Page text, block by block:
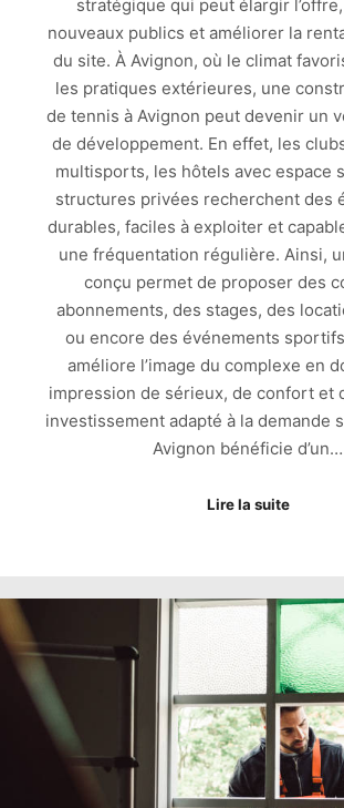
stratégique qui peut élargir
nouveaux publics et améliorer la
du site. À Avignon, où le climat
les pratiques extérieures, une
de tennis à Avignon peut devenir un
de développement. En effet, les
multisports, les hôtels avec espace
structures privées recherchent des
durables, faciles à exploiter et
une fréquentation régulière. Ainsi,
conçu permet de proposer des
abonnements, des stages, des
ou encore des événements
améliore l’image du complexe en
impression de sérieux, de confort et
investissement adapté à la demande
Avignon bénéficie d’un…
Lire la suite